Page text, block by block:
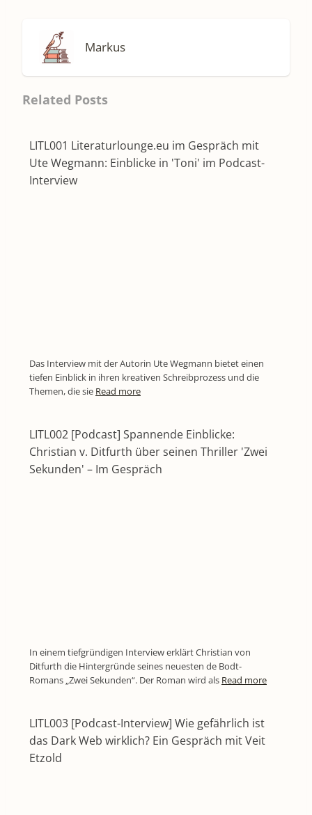
Markus
Related Posts
LITL001 Literaturlounge.eu im Gespräch mit
Ute Wegmann: Einblicke in 'Toni' im Podcast-
Interview
Das Interview mit der Autorin Ute Wegmann bietet einen
tiefen Einblick in ihren kreativen Schreibprozess und die
Themen, die sie Read more
LITL002 [Podcast] Spannende Einblicke:
Christian v. Ditfurth über seinen Thriller 'Zwei
Sekunden' – Im Gespräch
In einem tiefgründigen Interview erklärt Christian von
Ditfurth die Hintergründe seines neuesten de Bodt-
Romans „Zwei Sekunden“. Der Roman wird als Read more
LITL003 [Podcast-Interview] Wie gefährlich ist
das Dark Web wirklich? Ein Gespräch mit Veit
Etzold